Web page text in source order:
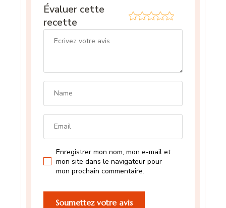
Évaluer cette
recette
Enregistrer mon nom, mon e-mail et
mon site dans le navigateur pour
mon prochain commentaire.